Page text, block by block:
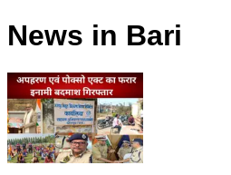
News in Bari